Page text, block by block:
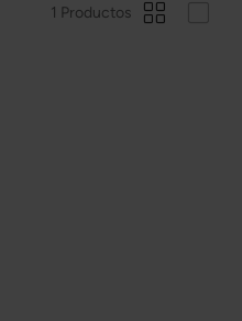
1 Productos